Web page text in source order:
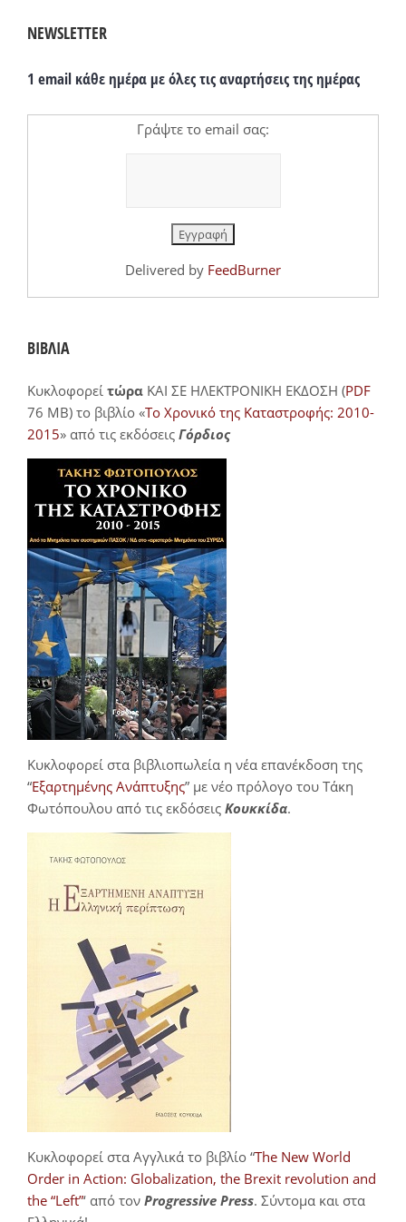
NEWSLETTER
1 email κάθε ημέρα με όλες τις αναρτήσεις της ημέρας
Γράψτε το email σας:
Delivered by FeedBurner
ΒΙΒΛΙΑ
Κυκλοφορεί τώρα ΚΑΙ ΣΕ ΗΛΕΚΤΡΟΝΙΚΗ ΕΚΔΟΣΗ (PDF
76 MB) το βιβλίο «Το Χρονικό της Καταστροφής: 2010-
2015» από τις εκδόσεις Γόρδιος
Κυκλοφορεί στα βιβλιοπωλεία η νέα επανέκδοση της
“Εξαρτημένης Ανάπτυξης” με νέο πρόλογο του Τάκη
Φωτόπουλου από τις εκδόσεις Κουκκίδα.
Κυκλοφορεί στα Αγγλικά το βιβλίο “The New World
Order in Action: Globalization, the Brexit revolution and
the “Left”‘ από τον Progressive Press. Σύντομα και στα